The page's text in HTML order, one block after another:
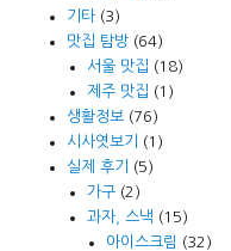
기타 (3)
맛집 탐방 (64)
서울 맛집 (18)
제주 맛집 (1)
생활정보 (76)
시사엿보기
(1)
실제 후기
(5)
가구(2)
과자, 스낵 (15)
아이스크림 (32)